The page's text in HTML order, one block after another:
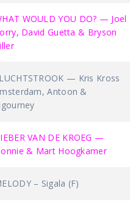
WOULD YOU DO? — Joel
David Guetta & Bryson
— Kris Kross
Antoon &
VAN DE KROEG —
& Mart Hoogkamer
– Sigala (F)